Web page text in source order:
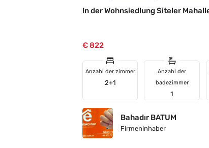
In der Wohnsiedlung Siteler
€ 822
Anzahl der zimmer
2+1
Anzahl der
badezimmer
1
Bahadır BATUM
Firmeninhaber